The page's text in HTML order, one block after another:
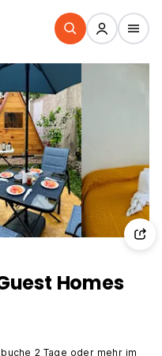
Homes
2 Tage oder mehr im